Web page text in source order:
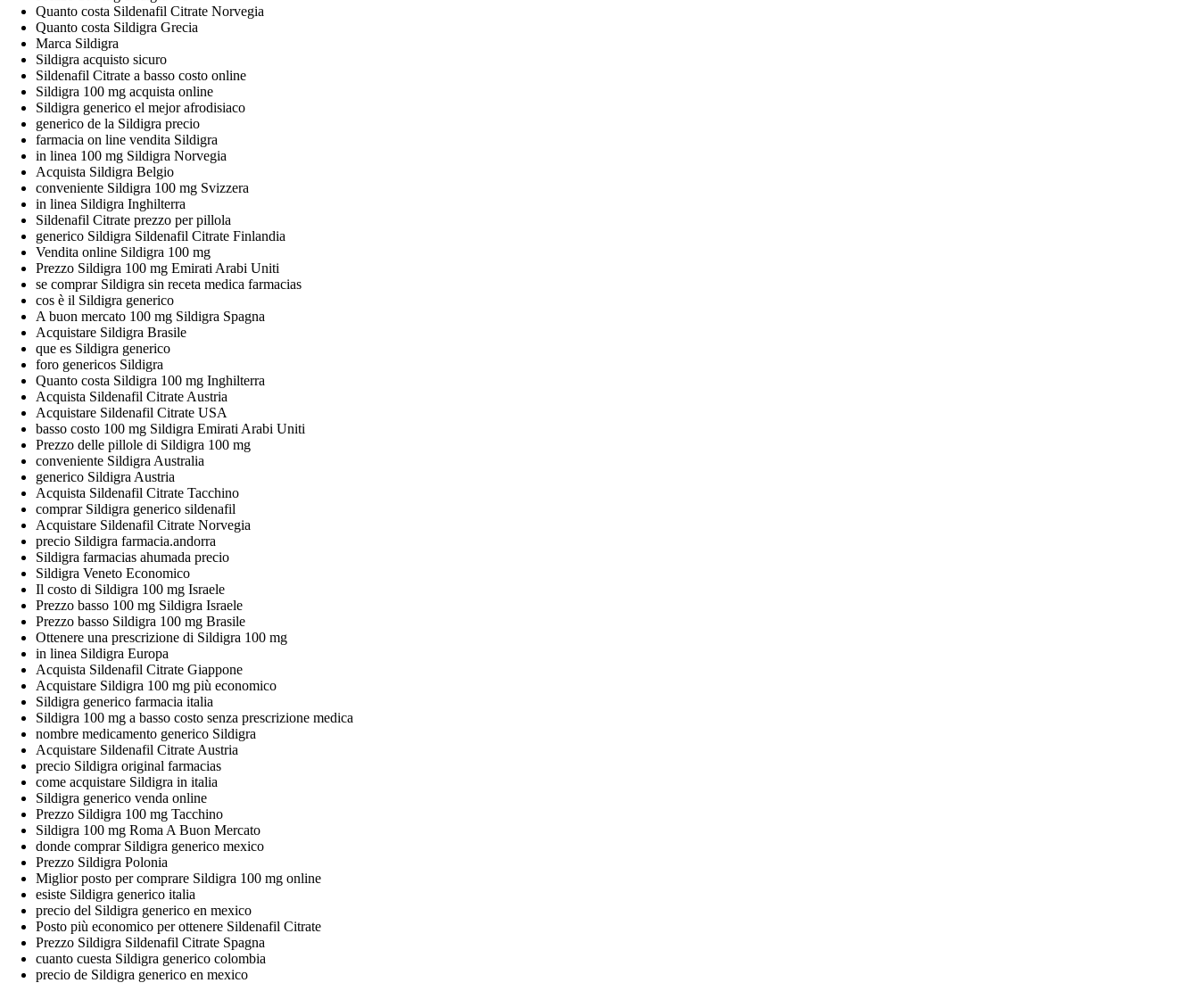
Quanto costa Sildenafil Citrate Norvegia
Quanto costa Sildigra Grecia
Marca Sildigra
Sildigra acquisto sicuro
Sildenafil Citrate a basso costo online
Sildigra 100 mg acquista online
Sildigra generico el mejor afrodisiaco
generico de la Sildigra precio
farmacia on line vendita Sildigra
in linea 100 mg Sildigra Norvegia
Acquista Sildigra Belgio
conveniente Sildigra 100 mg Svizzera
in linea Sildigra Inghilterra
Sildenafil Citrate prezzo per pillola
generico Sildigra Sildenafil Citrate Finlandia
Vendita online Sildigra 100 mg
Prezzo Sildigra 100 mg Emirati Arabi Uniti
se comprar Sildigra sin receta medica farmacias
cos è il Sildigra generico
A buon mercato 100 mg Sildigra Spagna
Acquistare Sildigra Brasile
que es Sildigra generico
foro genericos Sildigra
Quanto costa Sildigra 100 mg Inghilterra
Acquista Sildenafil Citrate Austria
Acquistare Sildenafil Citrate USA
basso costo 100 mg Sildigra Emirati Arabi Uniti
Prezzo delle pillole di Sildigra 100 mg
conveniente Sildigra Australia
generico Sildigra Austria
Acquista Sildenafil Citrate Tacchino
comprar Sildigra generico sildenafil
Acquistare Sildenafil Citrate Norvegia
precio Sildigra farmacia.andorra
Sildigra farmacias ahumada precio
Sildigra Veneto Economico
Il costo di Sildigra 100 mg Israele
Prezzo basso 100 mg Sildigra Israele
Prezzo basso Sildigra 100 mg Brasile
Ottenere una prescrizione di Sildigra 100 mg
in linea Sildigra Europa
Acquista Sildenafil Citrate Giappone
Acquistare Sildigra 100 mg più economico
Sildigra generico farmacia italia
Sildigra 100 mg a basso costo senza prescrizione medica
nombre medicamento generico Sildigra
Acquistare Sildenafil Citrate Austria
precio Sildigra original farmacias
come acquistare Sildigra in italia
Sildigra generico venda online
Prezzo Sildigra 100 mg Tacchino
Sildigra 100 mg Roma A Buon Mercato
donde comprar Sildigra generico mexico
Prezzo Sildigra Polonia
Miglior posto per comprare Sildigra 100 mg online
esiste Sildigra generico italia
precio del Sildigra generico en mexico
Posto più economico per ottenere Sildenafil Citrate
Prezzo Sildigra Sildenafil Citrate Spagna
cuanto cuesta Sildigra generico colombia
precio de Sildigra generico en mexico